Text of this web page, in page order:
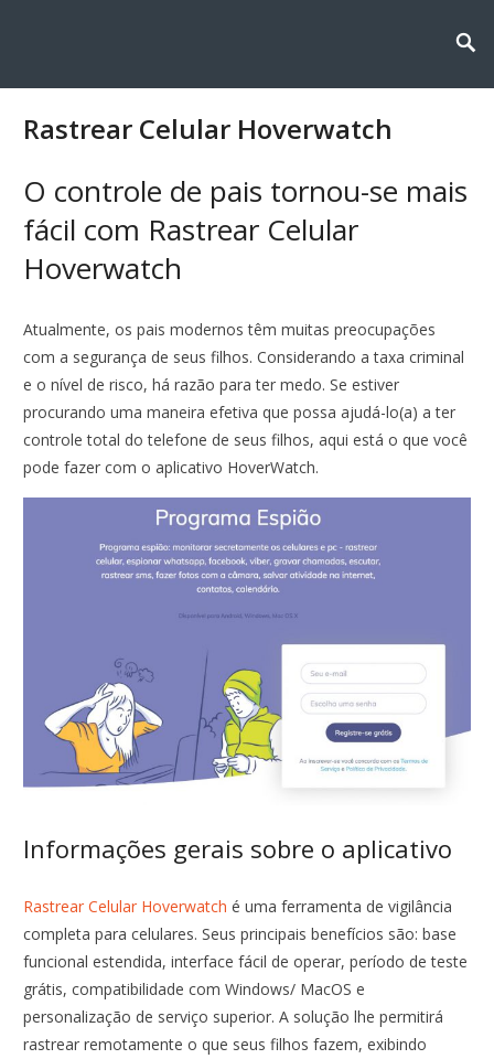
Rastrear Celular Hoverwatch
O controle de pais tornou-se mais
fácil com Rastrear Celular
Hoverwatch
Atualmente, os pais modernos têm muitas preocupações
com a segurança de seus filhos. Considerando a taxa criminal
e o nível de risco, há razão para ter medo. Se estiver
procurando uma maneira efetiva que possa ajudá-lo(a) a ter
controle total do telefone de seus filhos, aqui está o que você
pode fazer com o aplicativo HoverWatch.
Informações gerais sobre o aplicativo
Rastrear Celular Hoverwatch é uma ferramenta de vigilância
completa para celulares. Seus principais benefícios são: base
funcional estendida, interface fácil de operar, período de teste
grátis, compatibilidade com Windows/ MacOS e
personalização de serviço superior. A solução lhe permitirá
rastrear remotamente o que seus filhos fazem, exibindo